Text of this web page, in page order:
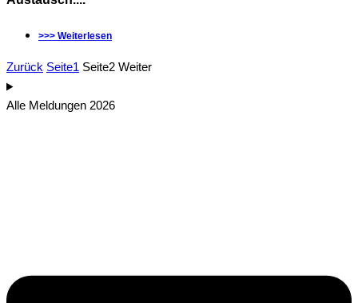
>>> Weiterlesen
Zurück Seite1 Seite2 Weiter
Alle Meldungen 2026